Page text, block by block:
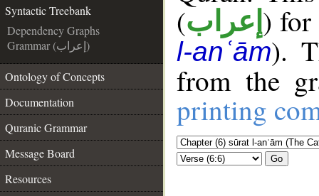
Syntactic Treebank
Dependency Graphs
Grammar (إعراب)
Ontology of Concepts
Documentation
Quranic Grammar
Message Board
Resources
(إعراب ) for
l-anʿām).
from the
printing
Go